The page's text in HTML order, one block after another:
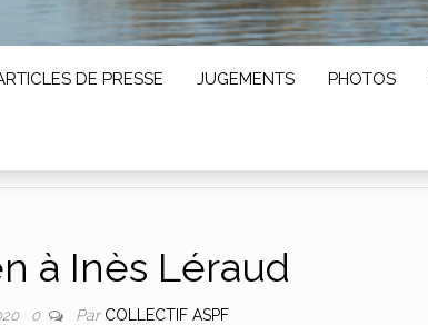
DE PRESSE JUGEMENTS PHOTOS
à Inès Léraud
0 Par COLLECTIF ASPF